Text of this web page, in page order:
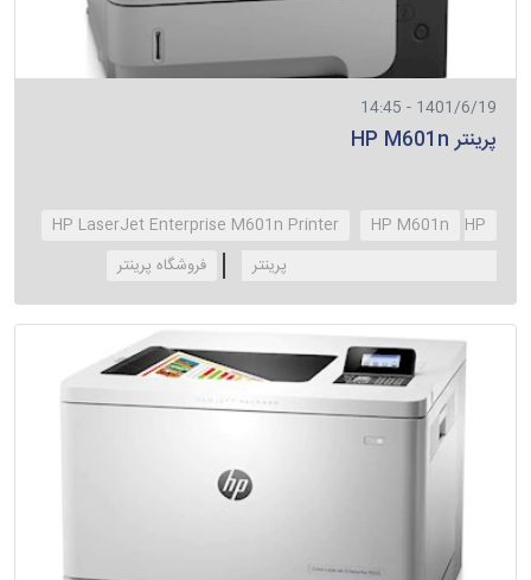
1401/6/19 - 14:45
پرینتر HP M601n
HP LaserJet Enterprise M601n Printer HP M601n
HP
‌فروشگاه پرینتر